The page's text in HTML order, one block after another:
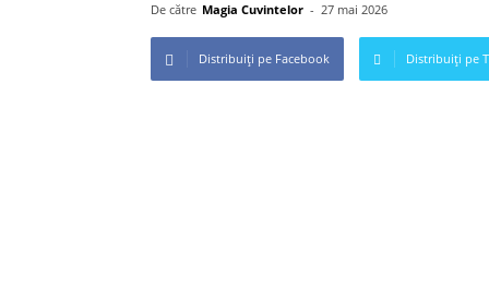
De către Magia Cuvintelor - 27 mai 2026
Distribuiți pe Facebook Distribuiți pe